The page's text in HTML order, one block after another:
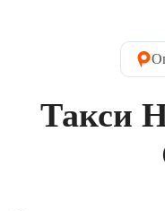
Такси